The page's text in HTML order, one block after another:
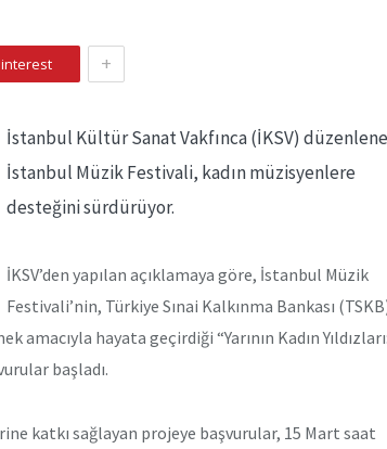
+
İstanbul Kültür Sanat Vakfınca (İKSV)
İstanbul Müzik Festivali, kadın müzisyenlere
desteğini sürdürüyor.
İKSV’den yapılan açıklamaya göre, İstanbul Müzik
Festivali’nin, Türkiye Sınai Kalkınma Bankası
hayata geçirdiği “Yarının Kadın Yıldızları:
başladı.
katkı sağlayan projeye başvurular, 15 Mart saat